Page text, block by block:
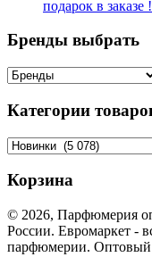
подарок в заказе !
Бренды выбрать
Категории
Корзина
© 2026, Парфюмерия
России. Евромаркет -
парфюмерии. Оптовый